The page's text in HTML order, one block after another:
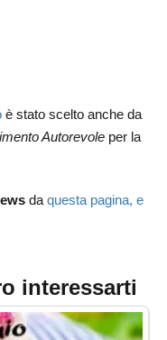
è stato scelto anche da
Autorevole per la
da questa pagina, e
interessarti